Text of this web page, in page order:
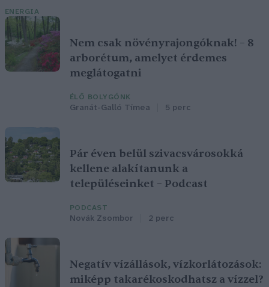
ENERGIA
Nem csak növényrajongóknak! – 8
arborétum, amelyet érdemes
meglátogatni
ÉLŐ BOLYGÓNK
Granát-Galló Tímea 5 perc
Pár éven belül szivacsvárosokká
kellene alakítanunk a
településeinket – Podcast
PODCAST
Novák Zsombor 2 perc
Negatív vízállások, vízkorlátozások:
miképp takarékoskodhatsz a vízzel?